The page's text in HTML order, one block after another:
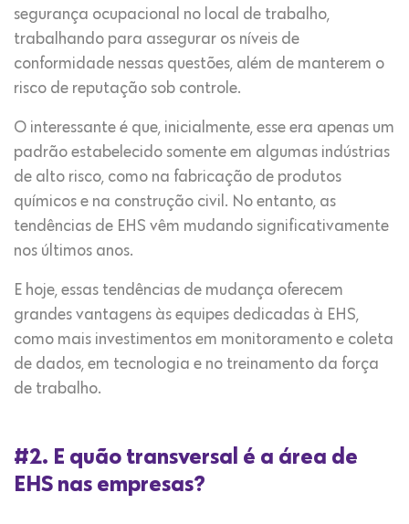
segurança ocupacional no local de trabalho,
trabalhando para assegurar os níveis de
conformidade nessas questões, além de manterem o
risco de reputação sob controle.
O interessante é que, inicialmente, esse era apenas um
padrão estabelecido somente em algumas indústrias
de alto risco, como na fabricação de produtos
químicos e na construção civil. No entanto, as
tendências de EHS vêm mudando significativamente
nos últimos anos.
E hoje, essas tendências de mudança oferecem
grandes vantagens às equipes dedicadas à EHS,
como mais investimentos em monitoramento e coleta
de dados, em tecnologia e no treinamento da força
de trabalho.
#2. E quão transversal é a área de
EHS nas empresas?